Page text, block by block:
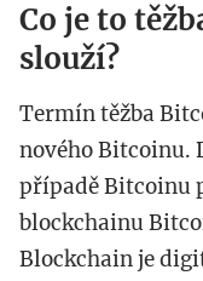
Co je to
slouží?
Termín těžba
nového Bitcoinu.
případě Bitcoinu
blockchainu
Blockchain je